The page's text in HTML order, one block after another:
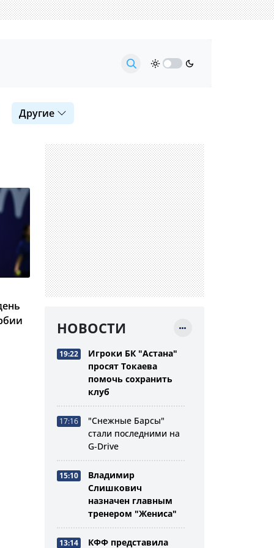
Другие
НОВОСТИ
19:22
Игроки БК "Астана"
просят Токаева
помочь сохранить
клуб
17:16
"Снежные Барсы"
стали последними на
G-Drive
15:10
Владимир
Слишкович
назначен главным
тренером "Жениса"
13:14
КФФ представила